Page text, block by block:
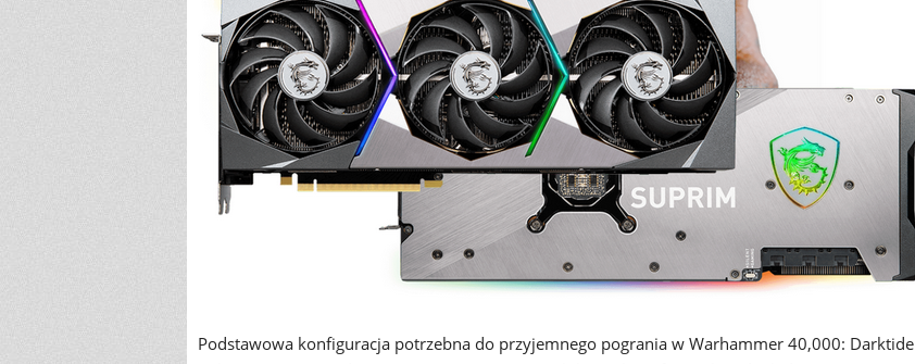
Podstawowa konfiguracja potrzebna do przyjemnego pogrania w Warhammer 40,000: Darktide